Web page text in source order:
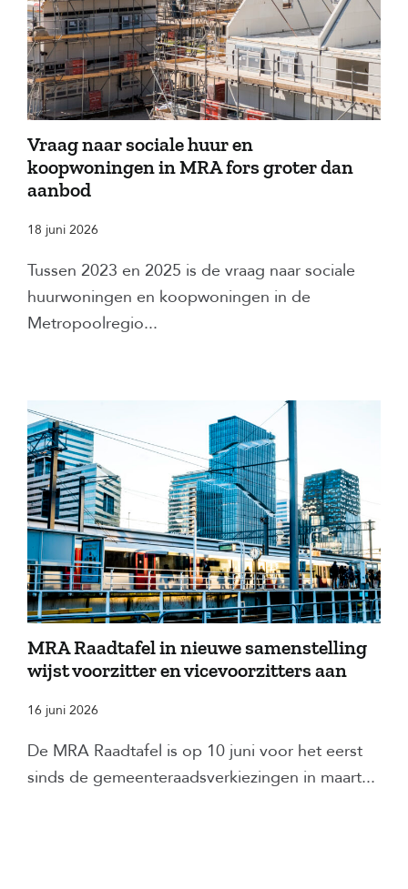
Vraag naar sociale huur en
koopwoningen in MRA fors groter dan
aanbod
18 juni 2026
Tussen 2023 en 2025 is de vraag naar sociale
huurwoningen en koopwoningen in de
Metropoolregio...
MRA Raadtafel in nieuwe samenstelling
wijst voorzitter en vicevoorzitters aan
16 juni 2026
De MRA Raadtafel is op 10 juni voor het eerst
sinds de gemeenteraadsverkiezingen in maart...